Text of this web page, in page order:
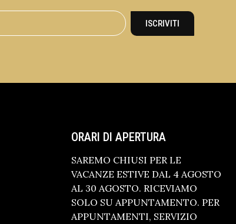
ISCRIVITI
ORARI DI APERTURA
SAREMO CHIUSI PER LE
VACANZE ESTIVE DAL 4 AGOSTO
AL 30 AGOSTO. RICEVIAMO
SOLO SU APPUNTAMENTO. PER
APPUNTAMENTI, SERVIZIO